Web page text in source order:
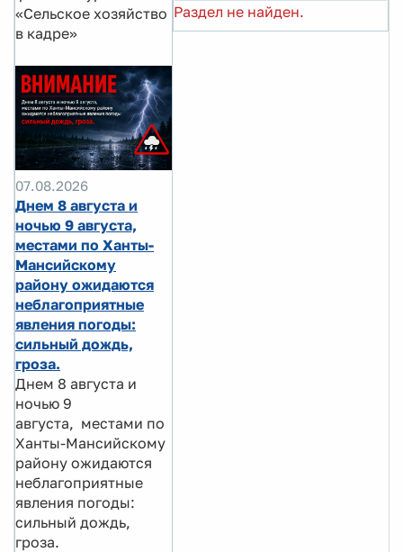
«Сельское хозяйство
в кадре»
07.08.2026
Днем 8 августа и
ночью 9 августа,
местами по Ханты-
Мансийскому
району ожидаются
неблагоприятные
явления погоды:
сильный дождь,
гроза.
Днем 8 августа и
ночью 9
августа, местами по
Ханты-Мансийскому
району ожидаются
неблагоприятные
явления погоды:
сильный дождь,
гроза.
Раздел не найден.